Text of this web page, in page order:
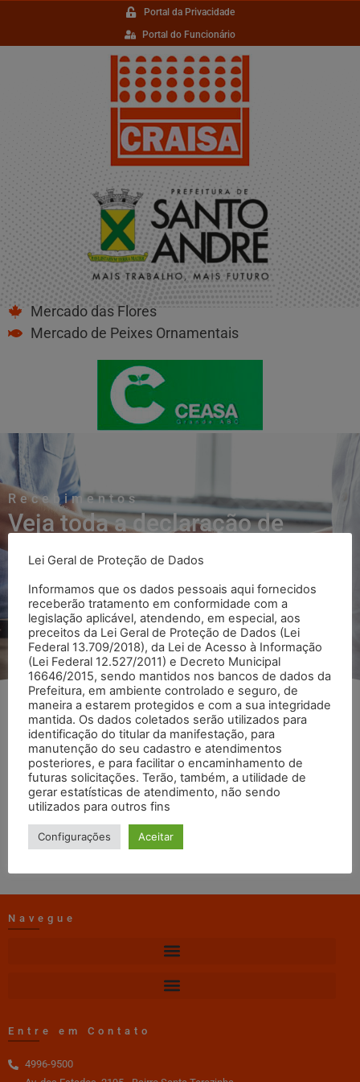
Portal da Privacidade
Portal do Funcionário
Mercado das Flores
Mercado de Peixes Ornamentais
Recebimentos
Veja toda a declaração de
Recebimentos
Voltar para página Recebimentos
Janeiro
web master 18/12/2025 01:22
DOWNLOAD
Navegue
Entre em Contato
4996-9500
Lei Geral de Proteção de Dados
Informamos que os dados pessoais aqui fornecidos
receberão tratamento em conformidade com a
legislação aplicável, atendendo, em especial, aos
preceitos da Lei Geral de Proteção de Dados (Lei
Federal 13.709/2018), da Lei de Acesso à Informação
(Lei Federal 12.527/2011) e Decreto Municipal
16646/2015, sendo mantidos nos bancos de dados da
Prefeitura, em ambiente controlado e seguro, de
maneira a estarem protegidos e com a sua integridade
mantida. Os dados coletados serão utilizados para
identificação do titular da manifestação, para
manutenção do seu cadastro e atendimentos
posteriores, e para facilitar o encaminhamento de
futuras solicitações. Terão, também, a utilidade de
gerar estatísticas de atendimento, não sendo
utilizados para outros fins
Configurações Aceitar